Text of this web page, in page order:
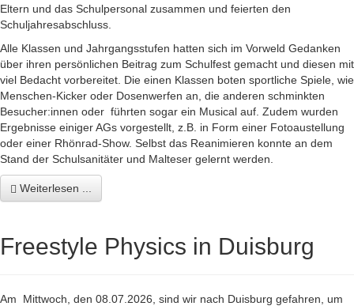
Eltern und das Schulpersonal zusammen und feierten den
Schuljahresabschluss.
Alle Klassen und Jahrgangsstufen hatten sich im Vorweld Gedanken
über ihren persönlichen Beitrag zum Schulfest gemacht und diesen mit
viel Bedacht vorbereitet. Die einen Klassen boten sportliche Spiele, wie
Menschen-Kicker oder Dosenwerfen an, die anderen schminkten
Besucher:innen oder führten sogar ein Musical auf. Zudem wurden
Ergebnisse einiger AGs vorgestellt, z.B. in Form einer Fotoaustellung
oder einer Rhönrad-Show. Selbst das Reanimieren konnte an dem
Stand der Schulsanitäter und Malteser gelernt werden.
Weiterlesen ...
Freestyle Physics in Duisburg
Am Mittwoch, den 08.07.2026, sind wir nach Duisburg gefahren, um